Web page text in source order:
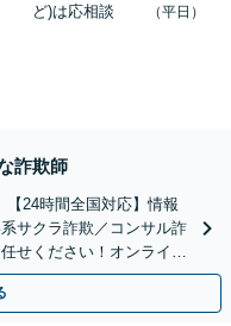
ど)は応相談
（平日）
詐欺師
【24時間全国対応】情報
サクラ詐欺／コンサル詐
せください！オンライン